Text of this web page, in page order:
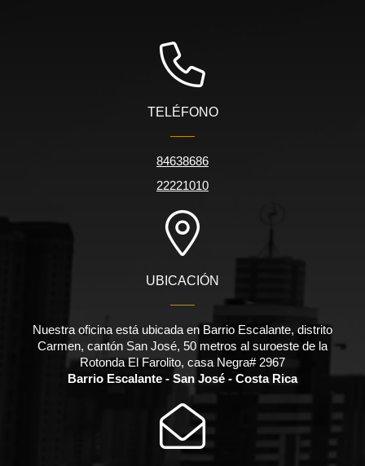
TELÉFONO
84638686
22221010
UBICACIÓN
Nuestra oficina está ubicada en Barrio Escalante, distrito
Carmen, cantón San José, 50 metros al suroeste de la
Rotonda El Farolito, casa Negra# 2967
Barrio Escalante - San José - Costa Rica